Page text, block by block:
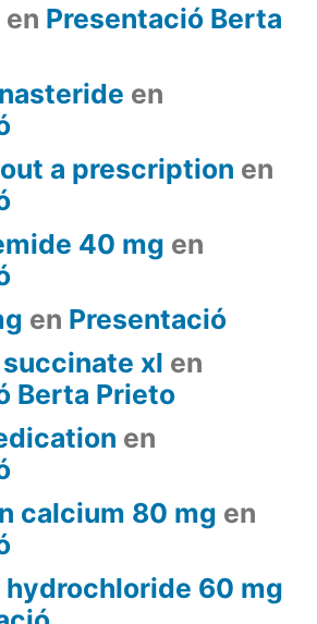
en Presentació Berta
en
a prescription en
40 mg en
en Presentació
xl en
Berta Prieto
en
calcium 80 mg en
hydrochloride 60 mg